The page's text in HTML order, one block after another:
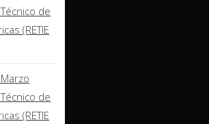
de
(RETIE
de
(RETIE